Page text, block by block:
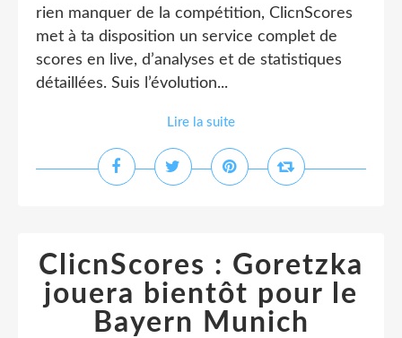
rien manquer de la compétition, ClicnScores
met à ta disposition un service complet de
scores en live, d’analyses et de statistiques
détaillées. Suis l’évolution...
Lire la suite
ClicnScores : Goretzka
jouera bientôt pour le
Bayern Munich